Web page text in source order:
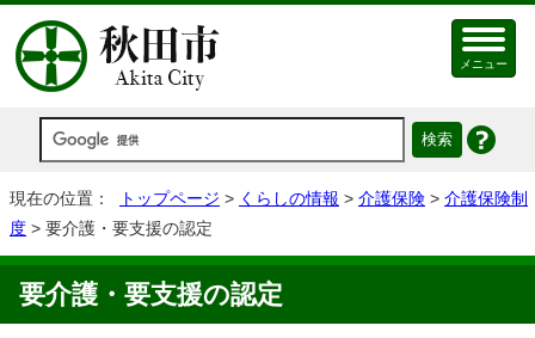
メニュー
現在の位置： トップページ > くらしの情報 > 介護保険 > 介護保険制
度 > 要介護・要支援の認定
要介護・要支援の認定